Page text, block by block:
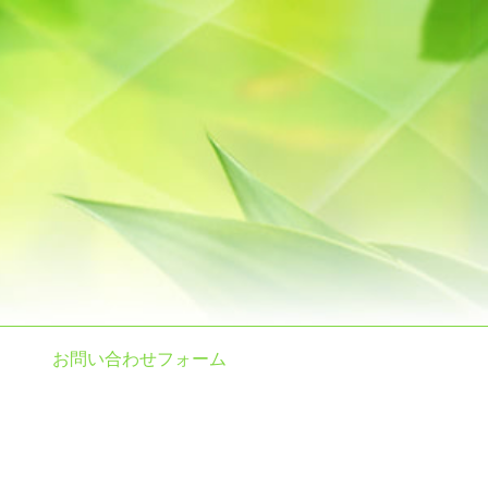
お問い合わせフォーム